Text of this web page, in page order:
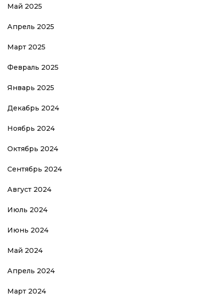
Май 2025
Апрель 2025
Март 2025
Февраль 2025
Январь 2025
Декабрь 2024
Ноябрь 2024
Октябрь 2024
Сентябрь 2024
Август 2024
Июль 2024
Июнь 2024
Май 2024
Апрель 2024
Март 2024